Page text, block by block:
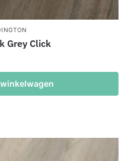
Grey Click